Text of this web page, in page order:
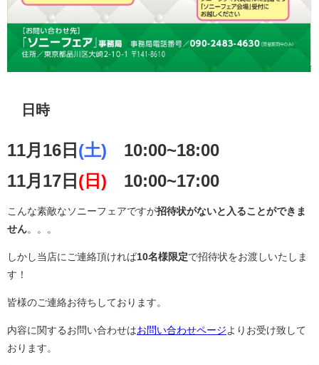
日時
11月16日 (土) 10:00~18:00
11月17日 (日) 10:00~17:00
こんな素敵なソニーフェアですが招待状がないと入ることができま
せん。。。
しかし当店にご連絡頂ければ10名様限定で招待状をお渡しいたしま
す！
皆様のご連絡お待ちしております。
内容に関するお問い合わせはお問い合わせページ よりお受け致して
おります。